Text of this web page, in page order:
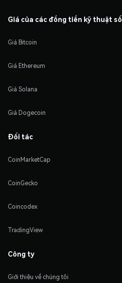
Giá của các đồng tiền kỹ thuật số
Giá Bitcoin
Giá Ethereum
Giá Solana
Giá Dogecoin
Đối tác
CoinMarketCap
CoinGecko
Coincodex
TradingView
Công ty
Giới thiệu về chúng tôi